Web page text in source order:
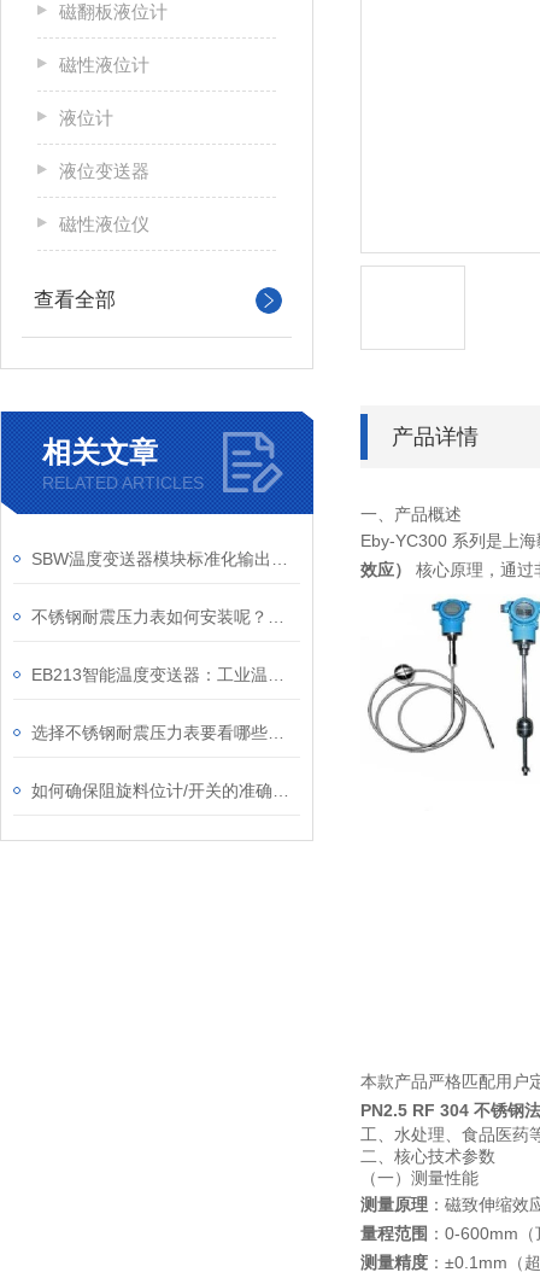
磁翻板液位计
磁性液位计
液位计
液位变送器
磁性液位仪
查看全部
相关文章
RELATED ARTICLES
产品详情
一、产品概述
Eby-YC300 系列是上
效应）
核心原理，通过
本款产品严格匹配用户
PN2.5 RF 304 不锈钢
工、水处理、食品医药
二、核心技术参数
（一）测量性能
测量原理 ：磁致伸缩效
量程范围 ：0-600mm
测量精度 ：±0.1mm（